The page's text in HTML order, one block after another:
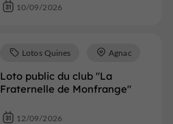
10/09/2026
Loto public du club "La
Fraternelle de Monfrange"
Lotos Quines Agnac
12/09/2026